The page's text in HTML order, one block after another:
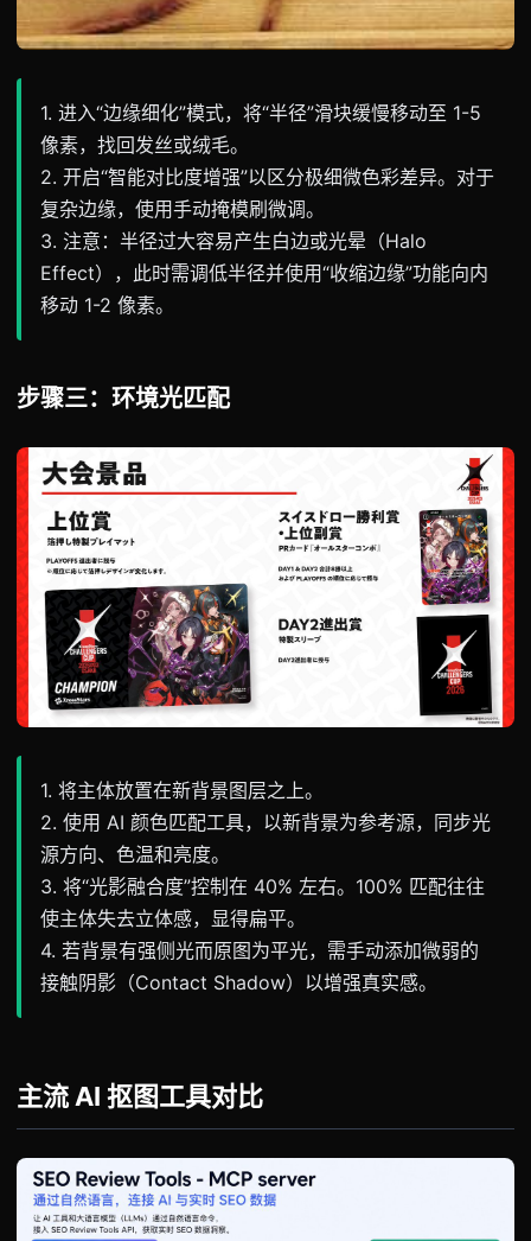
1. 进入“边缘细化”模式，将“半径”滑块缓慢移动至 1-5
像素，找回发丝或绒毛。
2. 开启“智能对比度增强”以区分极细微色彩差异。对于
复杂边缘，使用手动掩模刷微调。
3. 注意：半径过大容易产生白边或光晕（Halo
Effect），此时需调低半径并使用“收缩边缘”功能向内
移动 1-2 像素。
步骤三：环境光匹配
1. 将主体放置在新背景图层之上。
2. 使用 AI 颜色匹配工具，以新背景为参考源，同步光
源方向、色温和亮度。
3. 将“光影融合度”控制在 40% 左右。100% 匹配往往
使主体失去立体感，显得扁平。
4. 若背景有强侧光而原图为平光，需手动添加微弱的
接触阴影（Contact Shadow）以增强真实感。
主流 AI 抠图工具对比